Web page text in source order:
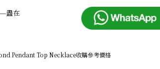
盡在
Pendant Top Necklace收購參考價格